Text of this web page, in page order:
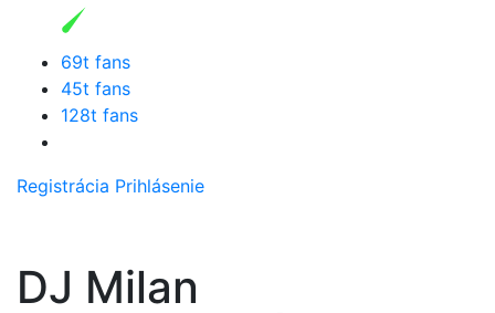
69t fans
45t fans
128t fans
Registrácia Prihlásenie
DJ Milan